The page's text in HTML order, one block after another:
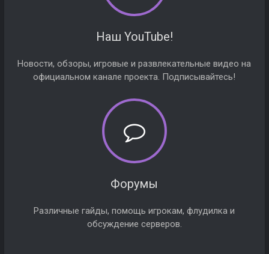
Наш YouTube!
Новости, обзоры, игровые и развлекательные видео на
официальном канале проекта. Подписывайтесь!
Форумы
Различные гайды, помощь игрокам, флудилка и
обсуждение серверов.